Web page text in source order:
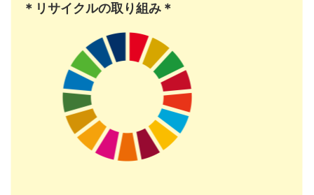
＊リサイクルの取り組み＊